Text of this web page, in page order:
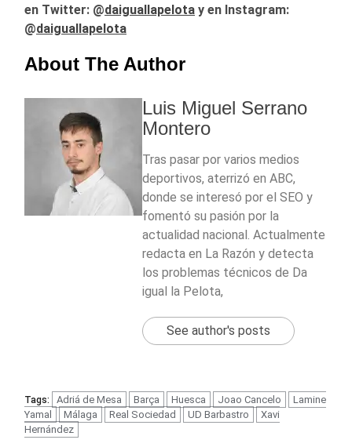
en Twitter: @daiguallapelota y en Instagram:
@daiguallapelota
About The Author
Luis Miguel Serrano
Montero
Tras pasar por varios medios
deportivos, aterrizó en ABC,
donde se interesó por el SEO y
fomentó su pasión por la
actualidad nacional. Actualmente
redacta en La Razón y detecta
los problemas técnicos de Da
igual la Pelota,
See author's posts
Tags: Adriá de Mesa Barça Huesca Joao Cancelo
Lamine
Yamal
Málaga Real Sociedad UD Barbastro
Xavi
Hernández